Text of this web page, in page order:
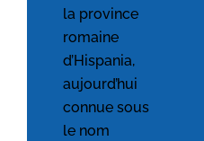
la province
romaine
d’Hispania,
aujourd’hui
connue sous
le nom